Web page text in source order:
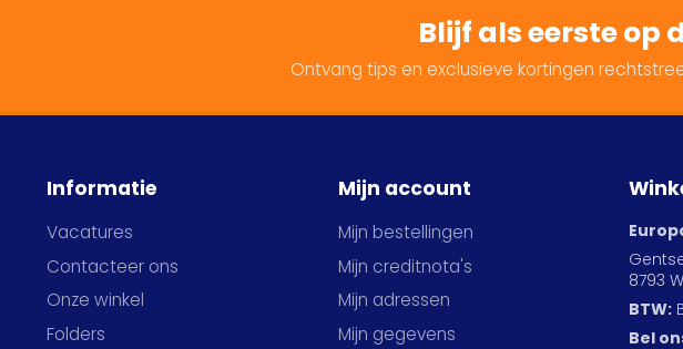
Blijf als eerste op
Ontvang tips en exclusieve kortingen
Informatie
Vacatures
Contacteer ons
Onze winkel
Folders
Mijn account
Mijn bestellingen
Mijn creditnota's
Mijn adressen
Mijn gegevens
8793
BTW:
Bel